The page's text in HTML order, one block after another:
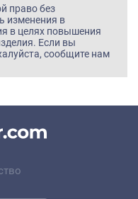
право без
изменения в
в целях повышения
Если вы
сообщите нам